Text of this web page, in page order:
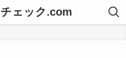
ェック.com